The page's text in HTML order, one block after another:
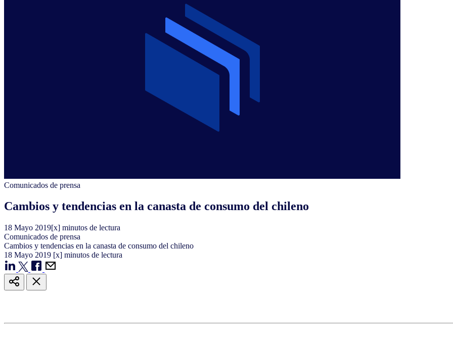
Comunicados de prensa
Cambios y tendencias en la canasta de consumo del chileno
18 Mayo 2019[x] minutos de lectura
Comunicados de prensa
Cambios y tendencias en la canasta de consumo del chileno
18 Mayo 2019 [x] minutos de lectura